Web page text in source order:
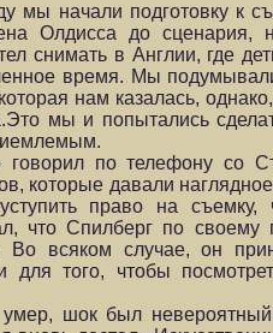
начали подготовку к
Олдисса до сценария,
снимать в Англии, где
время. Мы
нам казалась,
мы и попытались
говорил по телефону со
которые давали
право на
что Спилберг по своему
Во всяком случае, он
для того, чтобы
шок был